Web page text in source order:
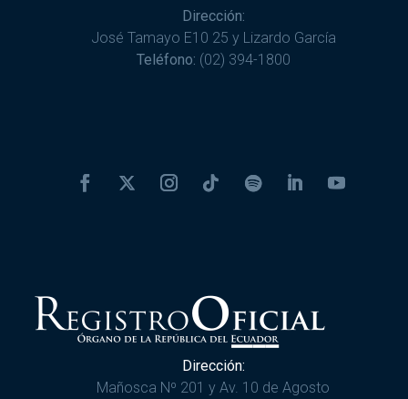
Dirección:
José Tamayo E10 25 y Lizardo García
Teléfono: (02) 394-1800
Dirección:
Mañosca Nº 201 y Av. 10 de Agosto